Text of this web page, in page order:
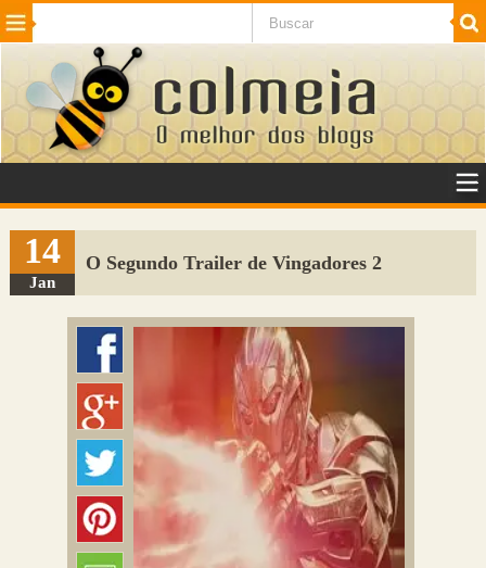
Beleza Cinema e TV
Internet Jogos NotÃ­cias SaÃºde
VeÃ­culos Adulto
Sugerir Link
Adicionar Blog
Colmeia Exchange
14
Jan
O Segundo Trailer de Vingadores 2